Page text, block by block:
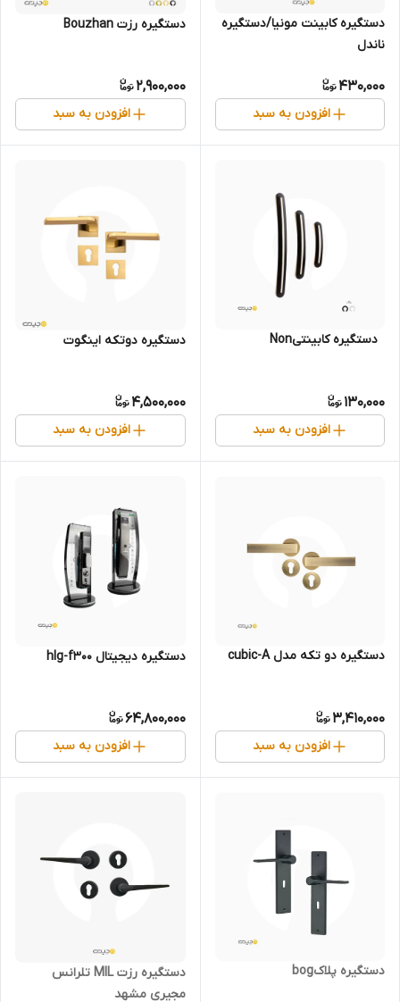
دستگیره کابینت مونیا/دستگیره
ناندل
430,000
افزودن به سبد
دستگیره رزت Bouzhan
2,900,000
افزودن به سبد
‌ ‌ دستگیره کابینتیNon
130,000
افزودن به سبد
دستگیره دوتکه اینگوت
4,500,000
افزودن به سبد
دستگیره دو تکه مدل cubic-A
3,410,000
افزودن به سبد
دستگیره دیجیتال hlg-f300
64,800,000
افزودن به سبد
دستگیره پلاکbog
دستگیره رزت MIL تلرانس
مجیری مشهد